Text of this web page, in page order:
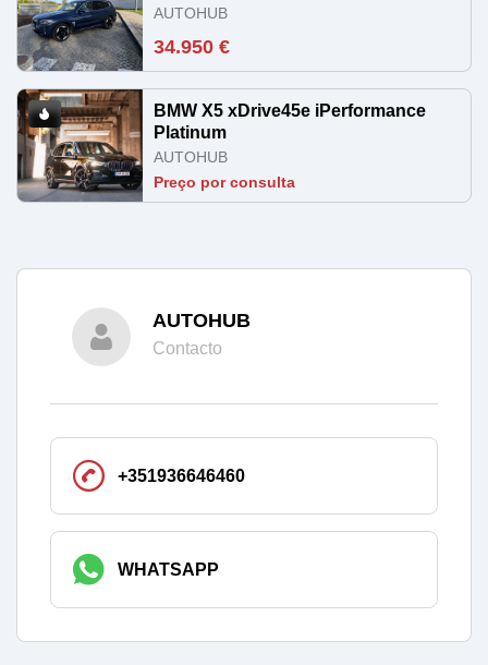
AUTOHUB
34.950 €
BMW X5 xDrive45e iPerformance
Platinum
AUTOHUB
Preço por consulta
AUTOHUB
Contacto
+351936646460
WHATSAPP